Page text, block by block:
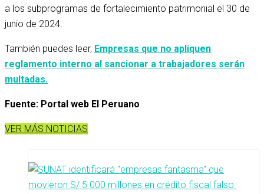
a los subprogramas de fortalecimiento patrimonial el 30 de
junio de 2024.
También puedes leer, Empresas que no apliquen
reglamento interno al sancionar a trabajadores serán
multadas.
Fuente: Portal web El Peruano
VER MÁS NOTICIAS